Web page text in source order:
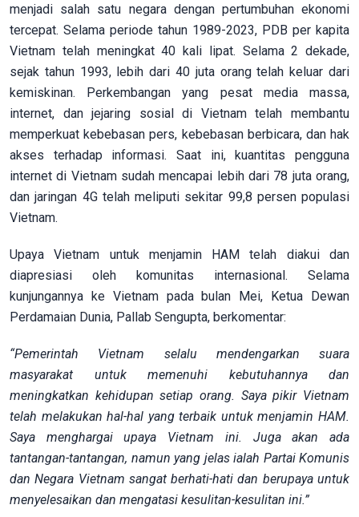
menjadi salah satu negara dengan pertumbuhan ekonomi
tercepat. Selama periode tahun 1989-2023, PDB per kapita
Vietnam telah meningkat 40 kali lipat. Selama 2 dekade,
sejak tahun 1993, lebih dari 40 juta orang telah keluar dari
kemiskinan. Perkembangan yang pesat media massa,
internet, dan jejaring sosial di Vietnam telah membantu
memperkuat kebebasan pers, kebebasan berbicara, dan hak
akses terhadap informasi. Saat ini, kuantitas pengguna
internet di Vietnam sudah mencapai lebih dari 78 juta orang,
dan jaringan 4G telah meliputi sekitar 99,8 persen populasi
Vietnam.
Upaya Vietnam untuk menjamin HAM telah diakui dan
diapresiasi oleh komunitas internasional. Selama
kunjungannya ke Vietnam pada bulan Mei, Ketua Dewan
Perdamaian Dunia, Pallab Sengupta, berkomentar:
“Pemerintah Vietnam selalu mendengarkan suara
masyarakat untuk memenuhi kebutuhannya dan
meningkatkan kehidupan setiap orang. Saya pikir Vietnam
telah melakukan hal-hal yang terbaik untuk menjamin HAM.
Saya menghargai upaya Vietnam ini. Juga akan ada
tantangan-tantangan, namun yang jelas ialah Partai Komunis
dan Negara Vietnam sangat berhati-hati dan berupaya untuk
menyelesaikan dan mengatasi kesulitan-kesulitan ini.”